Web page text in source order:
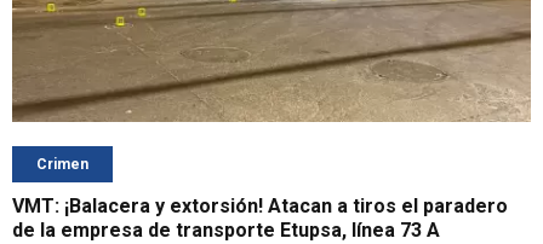
Crimen
VMT: ¡Balacera y extorsión! Atacan a tiros el paradero
de la empresa de transporte Etupsa, línea 73 A